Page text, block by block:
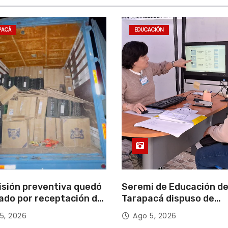
preventiva quedó
por receptación de
avaluados en
millones*
2026
EDUCACIÓN
Seremi de Educación de
Tarapacá dispuso de
facilitadores para
proceso de Admisión
Ago 5, 2026